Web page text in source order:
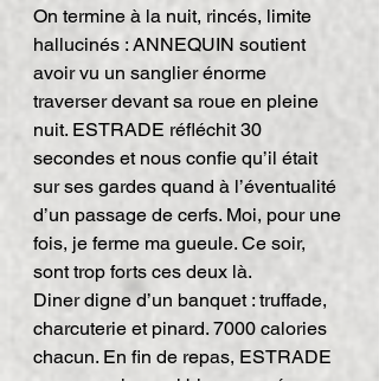
On termine à la nuit, rincés, limite
hallucinés : ANNEQUIN soutient
avoir vu un sanglier énorme
traverser devant sa roue en pleine
nuit. ESTRADE réfléchit 30
secondes et nous confie qu’il était
sur ses gardes quand à l’éventualité
d’un passage de cerfs. Moi, pour une
fois, je ferme ma gueule. Ce soir,
sont trop forts ces deux là.
Diner digne d’un banquet : truffade,
charcuterie et pinard. 7000 calories
chacun. En fin de repas, ESTRADE